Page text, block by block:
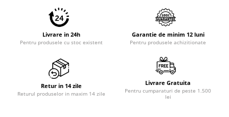
Livrare in 24h
Pentru produsele cu stoc existent
Garantie de minim 12 luni
Pentru produsele achizitionate
Retur in 14 zile
Returul produselor in maxim 14 zile
Livrare Gratuita
Pentru cumparaturi de peste 1.500
lei